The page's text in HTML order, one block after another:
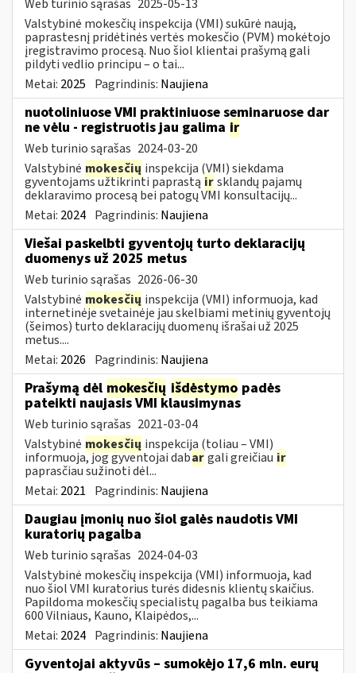
Web turinio sąrašas 2025-05-13
Valstybinė mokesčių inspekcija (VMI) sukūrė naują,
paprastesnį pridėtinės vertės mokesčio (PVM) mokėtojo
įregistravimo procesą. Nuo šiol klientai prašymą gali
pildyti vedlio principu – o tai...
Metai: 2025 Pagrindinis: Naujiena
nuotoliniuose VMI praktiniuose seminaruose dar
ne vėlu - registruotis jau galima ir
Web turinio sąrašas 2024-03-20
Valstybinė mokesčių inspekcija (VMI) siekdama
gyventojams užtikrinti paprastą irsklandų pajamų
deklaravimo procesą bei patogų VMI konsultacijų...
Metai: 2024 Pagrindinis: Naujiena
Viešai paskelbti gyventojų turto deklaracijų
duomenys už 2025 metus
Web turinio sąrašas 2026-06-30
Valstybinė mokesčių inspekcija (VMI) informuoja, kad
internetinėje svetainėje jau skelbiami metinių gyventojų
(šeimos) turto deklaracijų duomenų išrašai už 2025
metus....
Metai: 2026 Pagrindinis: Naujiena
Prašymą dėl mokesčių išdėstymo padės
pateikti naujasis VMI klausimynas
Web turinio sąrašas 2021-03-04
Valstybinė mokesčių inspekcija (toliau – VMI)
informuoja, jog gyventojai dabargali greičiau ir
paprasčiau sužinoti dėl...
Metai: 2021 Pagrindinis: Naujiena
Daugiau įmonių nuo šiol galės naudotis VMI
kuratorių pagalba
Web turinio sąrašas 2024-04-03
Valstybinė mokesčių inspekcija (VMI) informuoja, kad
nuo šiol VMI kuratorius turės didesnis klientų skaičius.
Papildoma mokesčių specialistų pagalba bus teikiama
600 Vilniaus, Kauno, Klaipėdos,...
Metai: 2024 Pagrindinis: Naujiena
Gyventojai aktyvūs – sumokėjo 17,6 mln. eurų